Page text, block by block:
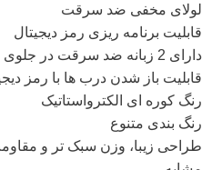
لولای مخفی ضد سرقت
قابلیت برنامه ریزی رمز دیجیتال
دارای 2 زبانه ضد سرقت در جلوی درب
قابلیت باز شدن درب ها با رمز
رنگ کوره ای الکترواستاتیک
رنگ بندی متنوع
طراحی زیبا، وزن سبک تر و